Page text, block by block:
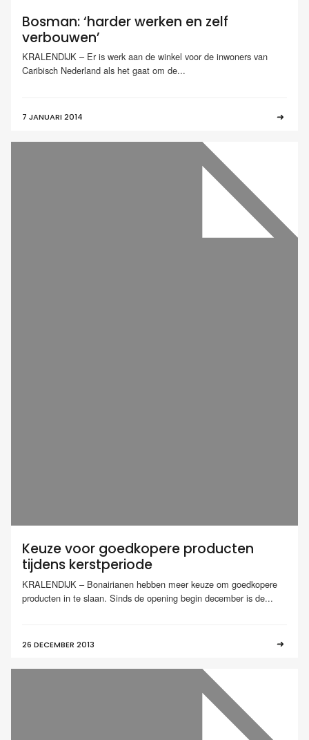
Bosman: ‘harder werken en zelf
verbouwen’
KRALENDIJK – Er is werk aan de winkel voor de inwoners van
Caribisch Nederland als het gaat om de...
7 JANUARI 2014
Keuze voor goedkopere producten
tijdens kerstperiode
KRALENDIJK – Bonairianen hebben meer keuze om goedkopere
producten in te slaan. Sinds de opening begin december is de...
26 DECEMBER 2013